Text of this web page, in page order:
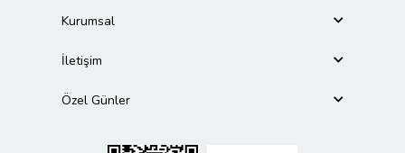
Kurumsal
İletişim
Özel Günler